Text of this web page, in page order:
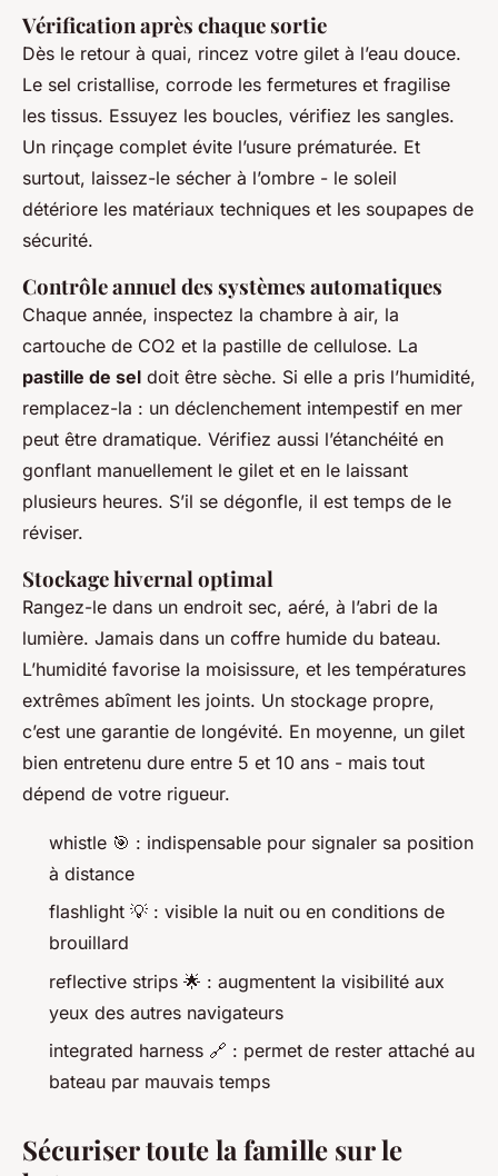
Vérification après chaque sortie
Dès le retour à quai, rincez votre gilet à l’eau douce.
Le sel cristallise, corrode les fermetures et fragilise
les tissus. Essuyez les boucles, vérifiez les sangles.
Un rinçage complet évite l’usure prématurée. Et
surtout, laissez-le sécher à l’ombre - le soleil
détériore les matériaux techniques et les soupapes de
sécurité.
Contrôle annuel des systèmes automatiques
Chaque année, inspectez la chambre à air, la
cartouche de CO2 et la pastille de cellulose. La
pastille de sel doit être sèche. Si elle a pris l’humidité,
remplacez-la : un déclenchement intempestif en mer
peut être dramatique. Vérifiez aussi l’étanchéité en
gonflant manuellement le gilet et en le laissant
plusieurs heures. S’il se dégonfle, il est temps de le
réviser.
Stockage hivernal optimal
Rangez-le dans un endroit sec, aéré, à l’abri de la
lumière. Jamais dans un coffre humide du bateau.
L’humidité favorise la moisissure, et les températures
extrêmes abîment les joints. Un stockage propre,
c’est une garantie de longévité. En moyenne, un gilet
bien entretenu dure entre 5 et 10 ans - mais tout
dépend de votre rigueur.
whistle 🎯 : indispensable pour signaler sa position
à distance
flashlight 💡 : visible la nuit ou en conditions de
brouillard
reflective strips 🌟 : augmentent la visibilité aux
yeux des autres navigateurs
integrated harness 🔗 : permet de rester attaché au
bateau par mauvais temps
Sécuriser toute la famille sur le